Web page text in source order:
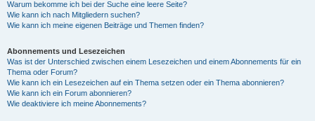
Warum bekomme ich bei der Suche eine leere Seite?
Wie kann ich nach Mitgliedern suchen?
Wie kann ich meine eigenen Beiträge und Themen finden?
Abonnements und Lesezeichen
Was ist der Unterschied zwischen einem Lesezeichen und einem Abonnements für ein
Thema oder Forum?
Wie kann ich ein Lesezeichen auf ein Thema setzen oder ein Thema abonnieren?
Wie kann ich ein Forum abonnieren?
Wie deaktiviere ich meine Abonnements?